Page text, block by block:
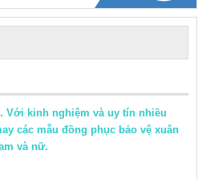
Với kinh nghiệm và uy tín nhiều
các mẫu đồng phục bảo vệ xuân
và nữ.